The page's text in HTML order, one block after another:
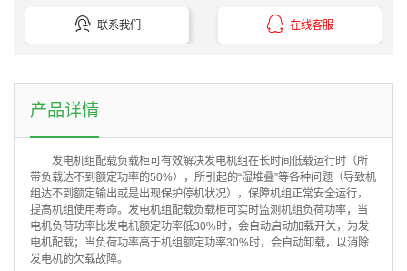
 联系我们  在线客服
产品详情
发电机组配载负载柜可有效解决发电机组在长时间低载运行时（所
带负载达不到额定功率的50%），所引起的“湿堆叠”等各种问题（导致机
组达不到额定输出或是出现保护停机状况），保障机组正常安全运行，
提高机组使用寿命。发电机组配载负载柜可实时监测机组负荷功率，当
电机负荷功率比发电机额定功率低30%时，会自动启动加载开关，为发
电机配载；当负荷功率高于机组额定功率30%时，会自动卸载，以消除
发电机的欠载故障。